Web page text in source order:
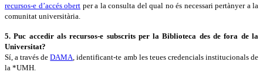
recursos-e d’accés obert per a la consulta del qual no és necessari pertànyer a la
comunitat universitària.
5. Puc accedir als recursos-e subscrits per la Biblioteca des de fora de la
Universitat?
Sí, a través deDAMA , identificant-te amb les teues credencials institucionals de
la *UMH.